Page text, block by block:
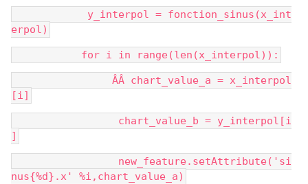
y_interpol = fonction_sinus(x_int
erpol)
for i in range(len(x_interpol)):
ÂÂ chart_value_a = x_interpol
[i]
chart_value_b = y_interpol[i
]
new_feature.setAttribute('si
nus{%d}.x' %i,chart_value_a)